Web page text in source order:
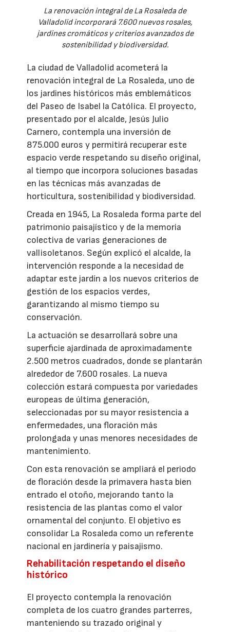
La renovación integral de La Rosaleda de
Valladolid incorporará 7.600 nuevos rosales,
jardines cromáticos y criterios avanzados de
sostenibilidad y biodiversidad.
La ciudad de Valladolid acometerá la
renovación integral de La Rosaleda, uno de
los jardines históricos más emblemáticos
del Paseo de Isabel la Católica. El proyecto,
presentado por el alcalde, Jesús Julio
Carnero, contempla una inversión de
875.000 euros y permitirá recuperar este
espacio verde respetando su diseño original,
al tiempo que incorpora soluciones basadas
en las técnicas más avanzadas de
horticultura, sostenibilidad y biodiversidad.
Creada en 1945, La Rosaleda forma parte del
patrimonio paisajístico y de la memoria
colectiva de varias generaciones de
vallisoletanos. Según explicó el alcalde, la
intervención responde a la necesidad de
adaptar este jardín a los nuevos criterios de
gestión de los espacios verdes,
garantizando al mismo tiempo su
conservación.
La actuación se desarrollará sobre una
superficie ajardinada de aproximadamente
2.500 metros cuadrados, donde se plantarán
alrededor de 7.600 rosales. La nueva
colección estará compuesta por variedades
europeas de última generación,
seleccionadas por su mayor resistencia a
enfermedades, una floración más
prolongada y unas menores necesidades de
mantenimiento.
Con esta renovación se ampliará el periodo
de floración desde la primavera hasta bien
entrado el otoño, mejorando tanto la
resistencia de las plantas como el valor
ornamental del conjunto. El objetivo es
consolidar La Rosaleda como un referente
nacional en jardinería y paisajismo.
Rehabilitación respetando el diseño
histórico
El proyecto contempla la renovación
completa de los cuatro grandes parterres,
manteniendo su trazado original y